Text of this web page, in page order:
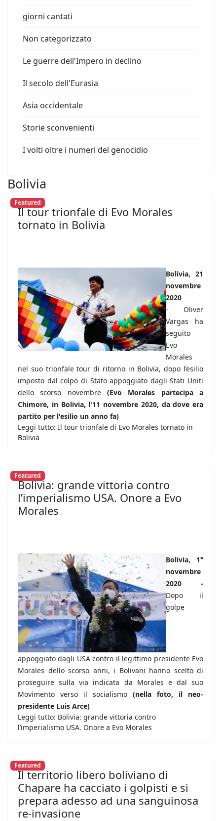
giorni cantati
Non categorizzato
Le guerre dell'Impero in declino
Il secolo dell'Eurasia
Asia occidentale
Storie sconvenienti
I volti oltre i numeri del genocidio
Bolivia
Featured
Il tour trionfale di Evo Morales
tornato in Bolivia
Bolivia, 21
novembre
2020
- Oliver
Vargas ha
seguito
Evo
Morales
nel suo trionfale tour di ritorno in Bolivia, dopo l’esilio
imposto dal colpo di Stato appoggiato dagli Stati Uniti
dello scorso novembre (Evo Morales partecipa a
Chimore, in Bolivia, l'11 novembre 2020, da dove era
partito per l'esilio un anno fa)
Leggi tutto: Il tour trionfale di Evo Morales tornato in
Bolivia
Featured
Bolivia: grande vittoria contro
l’imperialismo USA. Onore a Evo
Morales
Bolivia, 1°
novembre
2020 -
Dopo il
golpe
appoggiato dagli USA contro il legittimo presidente Evo
Morales dello scorso anni, i Bolivani hanno scelto di
proseguire sulla via indicata da Morales e dal suo
Movimento verso il socialismo (nella foto, il neo-
presidente Luis Arce)
Leggi tutto: Bolivia: grande vittoria contro
l’imperialismo USA. Onore a Evo Morales
Featured
Il territorio libero boliviano di
Chapare ha cacciato i golpisti e si
prepara adesso ad una sanguinosa
re-invasione